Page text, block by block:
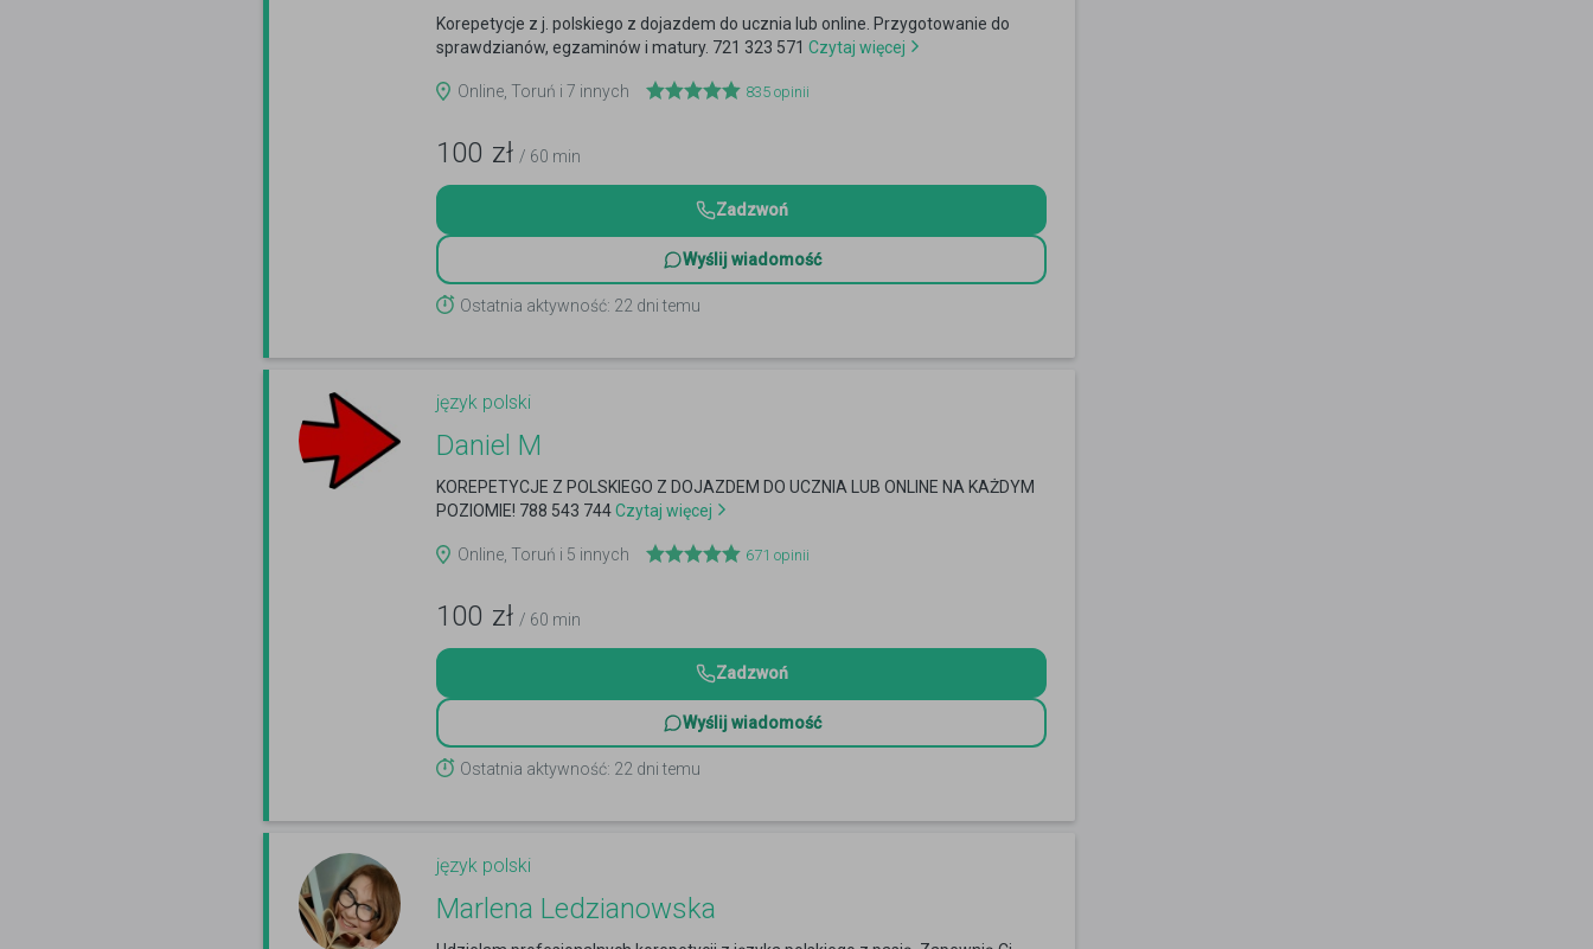
Korepetycje z j. polskiego z dojazdem do ucznia lub online. Przygotowanie do
sprawdzianów, egzaminów i matury. 721 323 571 Czytaj więcej
Online, Toruń i 7 innych 835 opinii
100 zł / 60 min
Zadzwoń
Wyślij wiadomość
Ostatnia aktywność: 22 dni temu
język polski
Daniel M
KOREPETYCJE Z POLSKIEGO Z DOJAZDEM DO UCZNIA LUB ONLINE NA KAŻDYM
POZIOMIE! 788 543 744Czytaj więcej
Online, Toruń i 5 innych 671 opinii
100 zł / 60 min
Zadzwoń
Wyślij wiadomość
Ostatnia aktywność: 22 dni temu
język polski
Marlena Ledzianowska